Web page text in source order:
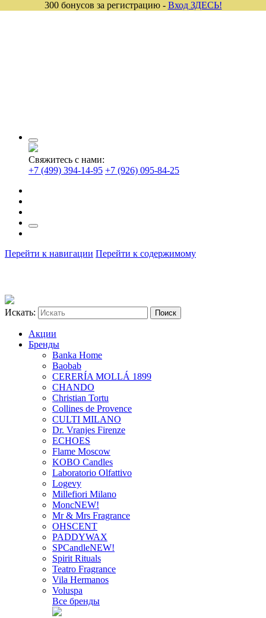
Свяжитесь с нами:
+7 (499) 394-14-95 +7 (926) 095-84-25
Перейти к навигации Перейти к содержимому
Искать:
Акции
Бренды
Banka Home
Baobab
CERERÍA MOLLÁ 1899
CHANDO
Christian Tortu
Collines de Provence
CULTI MILANO
Dr. Vranjes Firenze
ECHOES
Flame Moscow
KOBO Candles
Laboratorio Olfattivo
Logevy
Millefiori Milano
MoncNEW!
Mr & Mrs Fragrance
OHSCENT
PADDYWAX
SPCandleNEW!
Spirit Rituals
Teatro Fragrance
Vila Hermanos
Voluspa
Все бренды
300 бонусов за регистрацию - Вход ЗДЕСЬ!